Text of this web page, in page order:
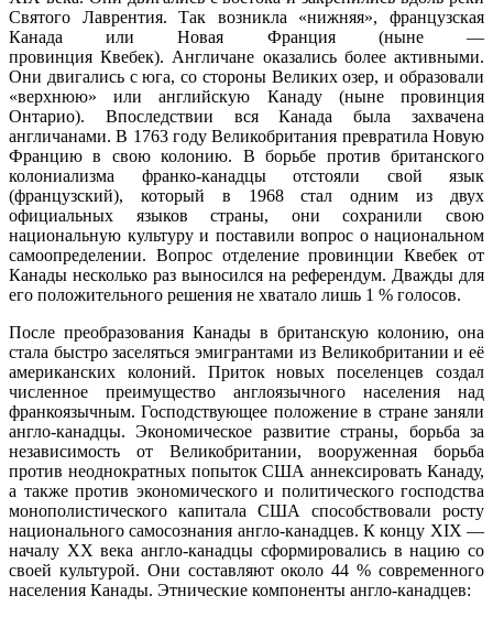
Святого Лаврентия. Так возникла «нижняя», французская
Канада или Новая Франция (ныне —
провинция Квебек). Англичане оказались более активными.
Они двигались с юга, со стороны Великих озер, и образовали
«верхнюю» или английскую Канаду (ныне провинция
Онтарио). Впоследствии вся Канада была захвачена
англичанами. В 1763 году Великобритания превратила Новую
Францию в свою колонию. В борьбе против британского
колониализма франко-канадцы отстояли свой язык
(французский), который в 1968 стал одним из двух
официальных языков страны, они сохранили свою
национальную культуру и поставили вопрос о национальном
самоопределении. Вопрос отделение провинции Квебек от
Канады несколько раз выносился на референдум. Дважды для
его положительного решения не хватало лишь 1 % голосов.
После преобразования Канады в британскую колонию, она
стала быстро заселяться эмигрантами из Великобритании и её
американских колоний. Приток новых поселенцев создал
численное преимущество англоязычного населения над
франкоязычным. Господствующее положение в стране заняли
англо-канадцы. Экономическое развитие страны, борьба за
независимость от Великобритании, вооруженная борьба
против неоднократных попыток США аннексировать Канаду,
а также против экономического и политического господства
монополистического капитала США способствовали росту
национального самосознания англо-канадцев. К концу XIX —
началу XX века англо-канадцы сформировались в нацию со
своей культурой. Они составляют около 44 % современного
населения Канады. Этнические компоненты англо-канадцев: